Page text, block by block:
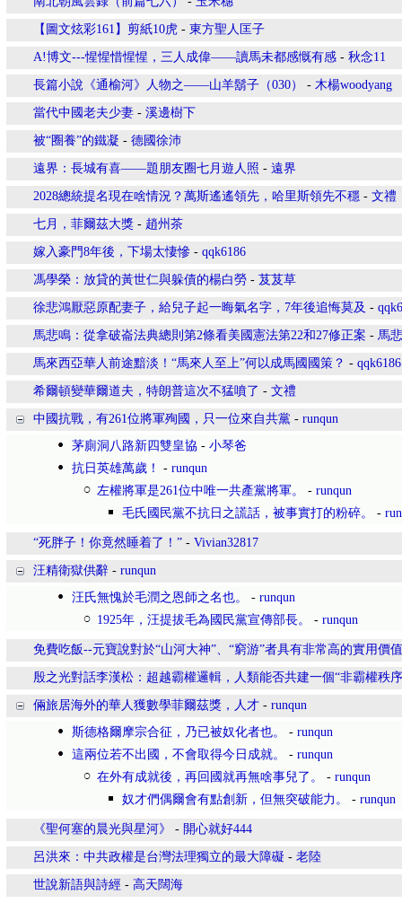
【圖文炫彩161】剪紙10虎 - 東方聖人匡子
A!博文---惺惺惜惺惺，三人成偉——讀馬未都感慨有感 - 秋念11
長篇小說《通榆河》人物之——山羊鬍子（030） - 木楊woodyang
當代中國老夫少妻 - 溪邊樹下
被“圈養”的鐵凝 - 德國徐沛
遠界：長城有喜——題朋友圈七月遊人照 - 遠界
2028總統提名現在啥情況？萬斯遙遙領先，哈里斯領先不穩 - 文禮
七月，菲爾茲大獎 - 趙州茶
嫁入豪門8年後，下場太悽慘 - qqk6186
馮學榮：放貸的黃世仁與躲債的楊白勞 - 芨芨草
徐悲鴻厭惡原配妻子，給兒子起一晦氣名字，7年後追悔莫及 -
馬悲鳴：從拿破崙法典總則第2條看美國憲法第22和27修正案 - 馬
馬來西亞華人前途黯淡！“馬來人至上”何以成馬國國策？ - qqk6186
希爾頓變華爾道夫，特朗普這次不猛噴了 - 文禮
中國抗戰，有261位將軍殉國，只一位來自共黨 - runqun
茅廁洞八路新四雙皇協 - 小琴爸
抗日英雄萬歲！
- runqun
左權將軍是261位中唯一共產黨將軍。
- runqun
毛氏國民黨不抗日之謊話，被事實打的粉碎。
-
“死胖子！你竟然睡着了！” - Vivian32817
汪精衛獄供辭 - runqun
汪氏無愧於毛潤之恩師之名也。
- runqun
1925年，汪提拔毛為國民黨宣傳部長。
- runqun
免費吃飯--元寶說對於“山河大神”、“窮游”者具有非常高的實用價
殷之光對話李漢松：超越霸權邏輯，人類能否共建一個“非霸權秩
倆旅居海外的華人獲數學菲爾茲獎，人才 - runqun
斯德格爾摩宗合征，乃已被奴化者也。
- runqun
這兩位若不出國，不會取得今日成就。
- runqun
在外有成就後，再回國就再無啥事兒了。
- runqun
奴才們偶爾會有點創新，但無突破能力。
- runqun
《聖何塞的晨光與星河》 - 開心就好444
呂洪來：中共政權是台灣法理獨立的最大障礙 - 老陸
世說新語與詩經 - 高天闊海